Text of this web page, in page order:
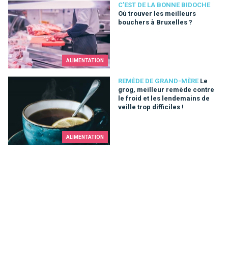
ALIMENTATION
C'EST DE LA BONNE BIDOCHE
Où trouver les meilleurs
bouchers à Bruxelles ?
Où trouver les meilleurs bouchers à Bruxelles ?
ALIMENTATION
REMÈDE DE GRAND-MÈRE Le
grog, meilleur remède contre
le froid et les lendemains de
veille trop difficiles !
Le grog, meilleur remède contre le froid et les lendemains